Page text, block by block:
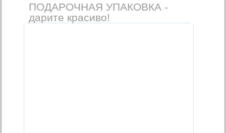
ПОДАРОЧНАЯ УПАКОВКА -
дарите красиво!